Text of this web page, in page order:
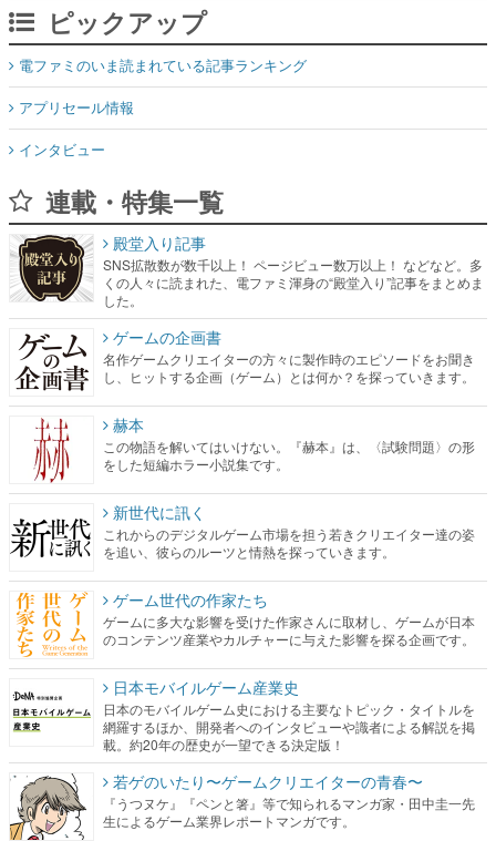
ピックアップ
電ファミのいま読まれている記事ランキング
アプリセール情報
インタビュー
連載・特集一覧
殿堂入り記事
SNS拡散数が数千以上！ ページビュー数万以上！ などなど。多
くの人々に読まれた、電ファミ渾身の“殿堂入り”記事をまとめま
した。
ゲームの企画書
名作ゲームクリエイターの方々に製作時のエピソードをお聞き
し、ヒットする企画（ゲーム）とは何か？を探っていきます。
赫本
この物語を解いてはいけない。『赫本』は、〈試験問題〉の形
をした短編ホラー小説集です。
新世代に訊く
これからのデジタルゲーム市場を担う若きクリエイター達の姿
を追い、彼らのルーツと情熱を探っていきます。
ゲーム世代の作家たち
ゲームに多大な影響を受けた作家さんに取材し、ゲームが日本
のコンテンツ産業やカルチャーに与えた影響を探る企画です。
日本モバイルゲーム産業史
日本のモバイルゲーム史における主要なトピック・タイトルを
網羅するほか、開発者へのインタビューや識者による解説を掲
載。約20年の歴史が一望できる決定版！
若ゲのいたり〜ゲームクリエイターの青春〜
『うつヌケ』『ペンと箸』等で知られるマンガ家・田中圭一先
生によるゲーム業界レポートマンガです。